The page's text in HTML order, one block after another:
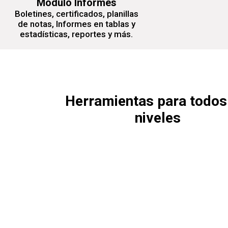
Módulo Informes
Boletines, certificados, planillas
de notas, Informes en tablas y
estadísticas, reportes y más.
Herramientas para
niveles